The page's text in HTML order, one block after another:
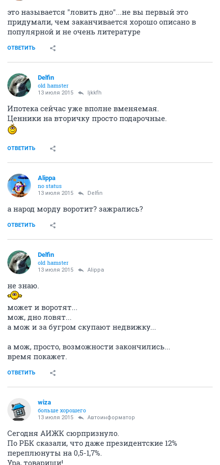
это называется "ловить дно"...не вы первый это
придумали, чем заканчивается хорошо описано в
популярной и не очень литературе
ОТВЕТИТЬ
Delfin
old hamster
13 июля 2015 ljkkfh
Ипотека сейчас уже вполне вменяемая.
Ценники на вторичку просто подарочные.
ОТВЕТИТЬ
Alippa
no status
13 июля 2015 Delfin
а народ морду воротит? зажрались?
ОТВЕТИТЬ
Delfin
old hamster
13 июля 2015 Alippa
не знаю.
может и воротят...
мож, дно ловят...
а мож и за бугром скупают недвижку...
а мож, просто, возможности закончились...
время покажет.
ОТВЕТИТЬ
wiza
больше хорошего
13 июля 2015 Автоинформатор
Сегодня АИЖК сюрпризнуло.
По РБК сказали, что даже президентские 12%
переплюнуты на 0,5-1,7%.
Ура, товарищи!